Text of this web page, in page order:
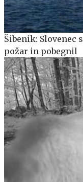
Šibenik: Slovenec
požar in pobegnil